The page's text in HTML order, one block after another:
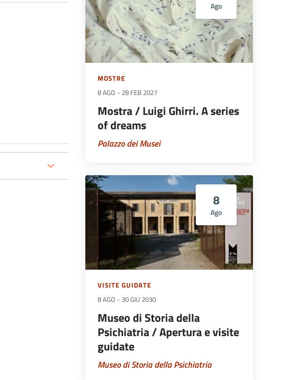
Ago
MOSTRE
8 AGO - 28 FEB 2027
Mostra / Luigi Ghirri. A series
of dreams
Palazzo dei Musei
8
Ago
VISITE GUIDATE
8 AGO - 30 GIU 2030
Museo di Storia della
Psichiatria / Apertura e visite
guidate
Museo di Storia della Psichiatria